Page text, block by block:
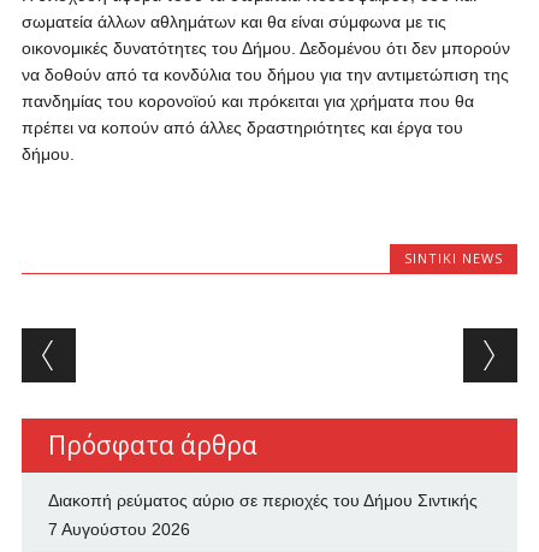
σωματεία άλλων αθλημάτων και θα είναι σύμφωνα με τις
οικονομικές δυνατότητες του Δήμου. Δεδομένου ότι δεν μπορούν
να δοθούν από τα κονδύλια του δήμου για την αντιμετώπιση της
πανδημίας του κορονοϊού και πρόκειται για χρήματα που θα
πρέπει να κοπούν από άλλες δραστηριότητες και έργα του
δήμου.
SINTIKI NEWS
Post navigation
Πρόσφατα άρθρα
Διακοπή ρεύματος αύριο σε περιοχές του Δήμου Σιντικής
7 Αυγούστου 2026